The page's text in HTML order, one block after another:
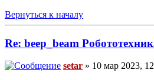
Вернуться к началу
Re: beep_beam
setar » 10 мар 2023,